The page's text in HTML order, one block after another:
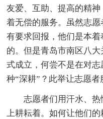
友爱、互助、提高的精
着无偿的服务。虽然志
有要求回报，他们是本
的。但是青岛市南区八
式成立，何尝不是在对
种“深耕”？此举让志愿者
志愿者们用汗水、
上耕耘着。如何让他们